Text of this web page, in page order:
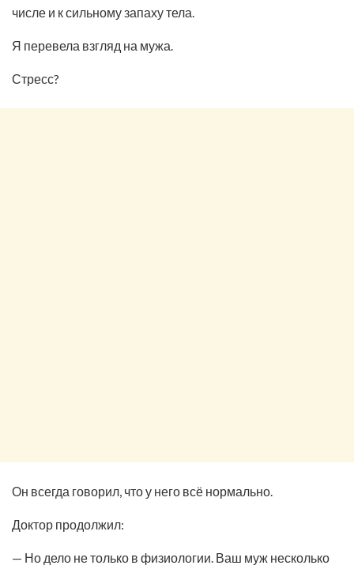
числе и к сильному запаху тела.
Я перевела взгляд на мужа.
Стресс?
Он всегда говорил, что у него всё нормально.
Доктор продолжил:
— Но дело не только в физиологии. Ваш муж несколько